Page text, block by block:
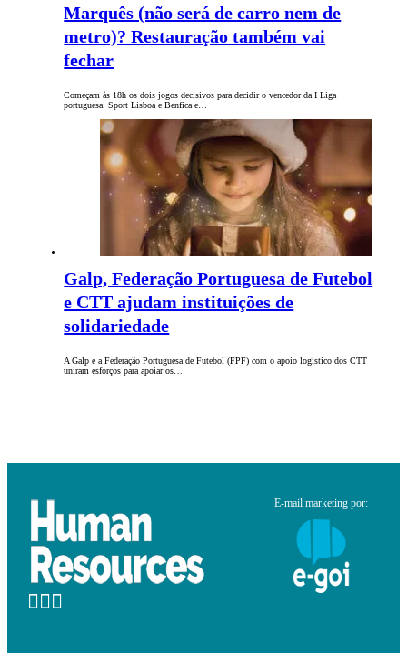
Marquês (não será de carro nem de
metro)? Restauração também vai
fechar
Começam às 18h os dois jogos decisivos para decidir o vencedor da I Liga
portuguesa: Sport Lisboa e Benfica e…
Galp, Federação Portuguesa de Futebol
e CTT ajudam instituições de
solidariedade
A Galp e a Federação Portuguesa de Futebol (FPF) com o apoio logístico dos CTT
uniram esforços para apoiar os…
E-mail marketing por: